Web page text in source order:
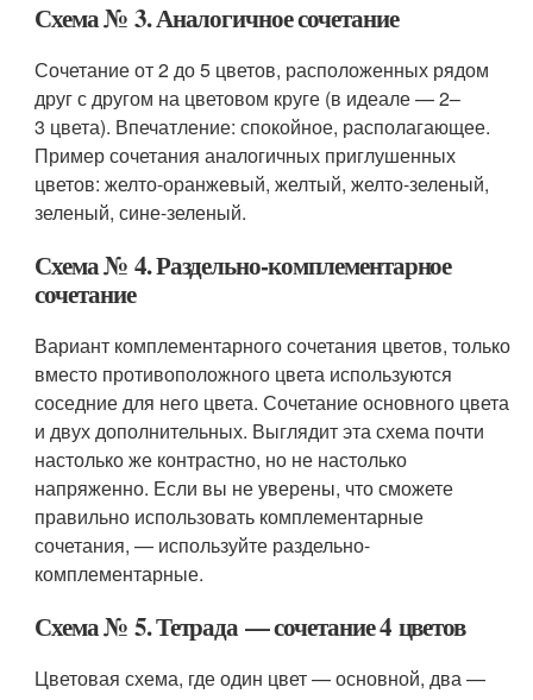
Схема № 3. Аналогичное сочетание
Сочетание от 2 до 5 цветов, расположенных рядом
друг с другом на цветовом круге (в идеале — 2–
3 цвета). Впечатление: спокойное, располагающее.
Пример сочетания аналогичных приглушенных
цветов: желто-оранжевый, желтый, желто-зеленый,
зеленый, сине-зеленый.
Схема № 4. Раздельно-комплементарное
сочетание
Вариант комплементарного сочетания цветов, только
вместо противоположного цвета используются
соседние для него цвета. Сочетание основного цвета
и двух дополнительных. Выглядит эта схема почти
настолько же контрастно, но не настолько
напряженно. Если вы не уверены, что сможете
правильно использовать комплементарные
сочетания, — используйте раздельно-
комплементарные.
Схема № 5. Тетрада — сочетание 4 цветов
Цветовая схема, где один цвет — основной, два —